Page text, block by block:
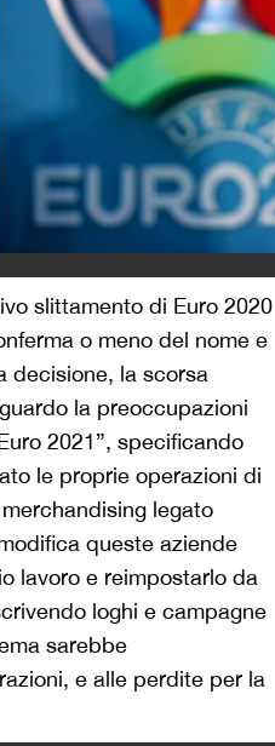
slittamento di Euro 2020
o meno del nome e
decisione, la scorsa
la preoccupazioni
2021”, specificando
le proprie operazioni di
legato
queste aziende
lavoro e reimpostarlo da
loghi e campagne
sarebbe
e alle perdite per la